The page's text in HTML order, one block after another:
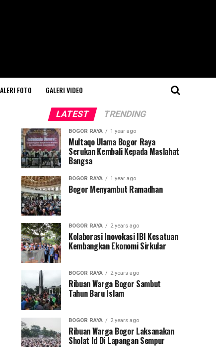
FOTO GALERI VIDEO
LATEST TRENDING
BOGOR RAYA 1 year ago
Multaqo Ulama Bogor Raya
Serukan Kembali Kepada Maslahat
Bangsa
BOGOR RAYA 1 year ago
Bogor Menyambut Ramadhan
BOGOR RAYA 2 years ago
Kolaborasi Inovokasi IBI Kesatuan
Kembangkan Ekonomi Sirkular
BOGOR RAYA 2 years ago
Ribuan Warga Bogor Sambut
Tahun Baru Islam
BOGOR RAYA 2 years ago
Ribuan Warga Bogor Laksanakan
Sholat Id Di Lapangan Sempur